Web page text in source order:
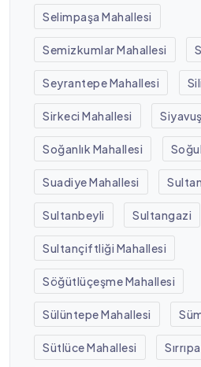
Selimpaşa Mahallesi
Semizkumlar Mahallesi
Seyrantepe Mahallesi
Sirkeci Mahallesi
Soğanlık Mahallesi
Suadiye Mahallesi
Sultanbeyli Sultangazi
Sultançiftliği Mahallesi
Söğütlüçeşme Mahallesi
Sülüntepe Mahallesi
Sütlüce Mahallesi